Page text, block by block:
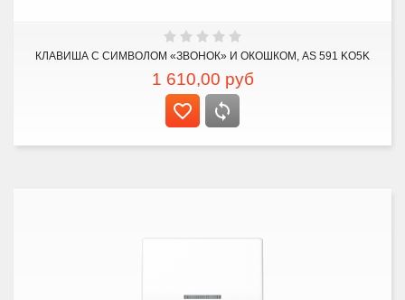
КЛАВИША С СИМВОЛОМ «ЗВОНОК» И ОКОШКОМ, AS 591 KO5K
1 610,00 руб